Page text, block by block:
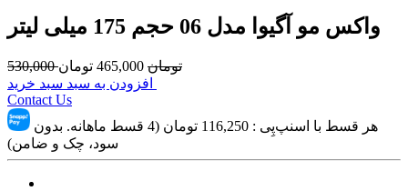
واکس مو آگیوا مدل 06 حجم 175 میلی لیتر
530,000 تومان 465,000 تومان
Contact Us
هر قسط با اسنپ‌پِی : 116,250
تومان (4 قسط ماهانه. بدون
سود، چک و ضامن)